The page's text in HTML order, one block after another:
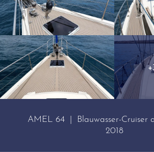
AMEL 64 | Blauwasser-Cruiser
2018